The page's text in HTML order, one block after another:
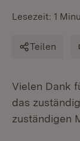
Lesezeit: 1
Teilen
Vielen Dank
das
zuständigen